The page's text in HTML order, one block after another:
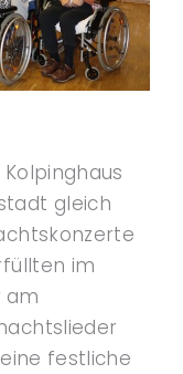
gleich
im
am
festliche